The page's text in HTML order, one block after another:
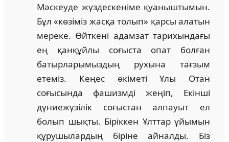
Мәскеуде жүздескеніме қуаныштымын.
Бұл «көзіміз жасқа толып» қарсы алатын
мереке. Өйткені адамзат тарихындағы
ең қанқұйлы соғыста опат болған
батырларымыздың рухына тағзым
етеміз. Кеңес өкіметі Ұлы Отан
соғысында фашизмді жеңіп, Екінші
дүниежүзілік соғыстан алпауыт ел
болып шықты. Біріккен Ұлттар ұйымын
құрушылардың біріне айналды. Біз